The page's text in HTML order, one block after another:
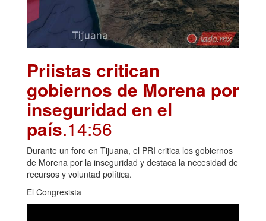
Priistas critican
gobiernos de Morena por
inseguridad en el
país.14:56
Durante un foro en Tijuana, el PRI critica los gobiernos
de Morena por la inseguridad y destaca la necesidad de
recursos y voluntad política.
El Congresista